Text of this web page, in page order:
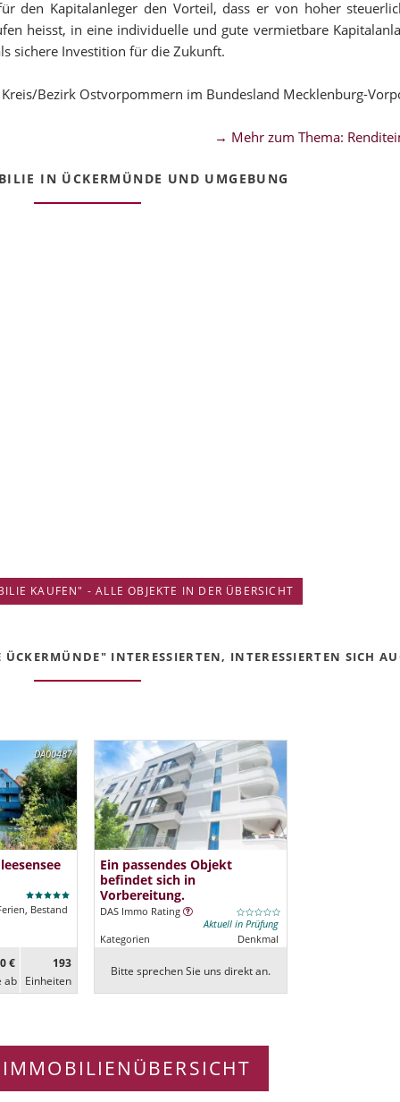
den Kapitalanleger den Vorteil, dass er von hoher
heisst, in eine individuelle und gute vermietbare
sichere Investition für die Zukunft.
Bezirk Ostvorpommern im Bundesland Mecklenburg-
→ Mehr zum Thema:
IN ÜCKERMÜNDE UND UMGEBUNG
KAUFEN" - ALLE OBJEKTE IN DER ÜBERSICHT
INTERESSIERTEN, INTERESSIERTEN SICH
DA00487
Bestand
€
ab
193
Ein­heiten
Ein passendes Objekt
befindet sich in
Vorbereitung.
DAS Immo Rating
Aktuell in Prüfung
Kategorien
Denkmal
Bitte sprechen Sie uns direkt an.